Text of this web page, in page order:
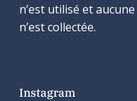
n’est utilisé et
n’est collectée.
Instagram